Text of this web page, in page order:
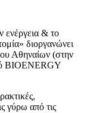
ενέργεια & το
διοργανώνει
Αθηναίων (στην
BIOENERGY
γύρω από τις